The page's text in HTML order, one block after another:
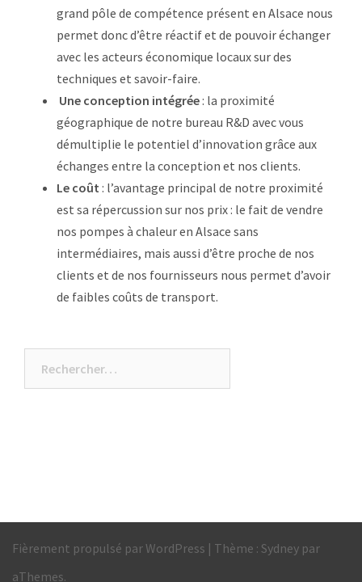
grand pôle de compétence présent en Alsace nous
permet donc d’être réactif et de pouvoir échanger
avec les acteurs économique locaux sur des
techniques et savoir-faire.
Une conception intégrée : la proximité
géographique de notre bureau R&D avec vous
démultiplie le potentiel d’innovation grâce aux
échanges entre la conception et nos clients.
Le coût : l’avantage principal de notre proximité
est sa répercussion sur nos prix : le fait de vendre
nos pompes à chaleur en Alsace sans
intermédiaires, mais aussi d’être proche de nos
clients et de nos fournisseurs nous permet d’avoir
de faibles coûts de transport.
Fièrement propulsé par WordPress | Thème : Sydney par
aThemes.